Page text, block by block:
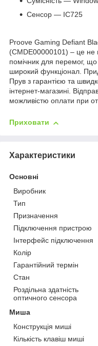
Сенсор — IC725
Proove Gaming Defiant
(CMDE00000101) – це не
помічник для перемог, що
широкий функціонал.
Прув з гарантією та
інтернет-магазині.
можливістю оплати при
Приховати
Характеристики
Основні
Виробник
Тип
Призначення
Підключення пристрою
Інтерфейс підключення
Колір
Гарантійний термін
Стан
Роздільна здатність
оптичного сенсора
Миша
Конструкція миші
Кількість клавіш миші